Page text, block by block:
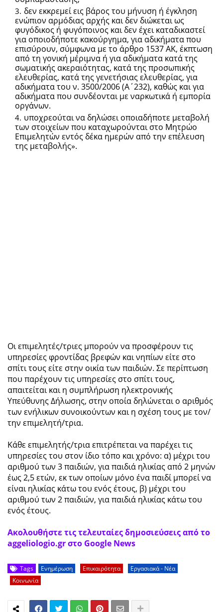
δεν εκκρεμεί εις βάρος του μήνυση ή έγκληση
ενώπιον αρμόδιας αρχής και δεν διώκεται ως
φυγόδικος ή φυγόποινος και δεν έχει καταδικαστεί
για οποιοδήποτε κακούργημα, για αδικήματα που
επισύρουν, σύμφωνα με το άρθρο 1537 ΑΚ, έκπτωση
από τη γονική μέριμνα ή για αδικήματα κατά της
σωματικής ακεραιότητας, κατά της προσωπικής
ελευθερίας, κατά της γενετήσιας ελευθερίας, για
αδικήματα του ν. 3500/2006 (Α΄232), καθώς και για
αδικήματα που συνδέονται με ναρκωτικά ή εμπορία
οργάνων.
υποχρεούται να δηλώσει οποιαδήποτε μεταβολή
των στοιχείων που καταχωρούνται στο Μητρώο
Επιμελητών εντός δέκα ημερών από την επέλευση
της μεταβολής».
Οι επιμελητές/τριες μπορούν να προσφέρουν τις
υπηρεσίες φροντίδας βρεφών και νηπίων είτε στο
σπίτι τους είτε στην οικία των παιδιών. Σε περίπτωση
που παρέχουν τις υπηρεσίες στο σπίτι τους,
απαιτείται και η συμπλήρωση ηλεκτρονικής
Υπεύθυνης Δήλωσης, στην οποία δηλώνεται ο αριθμός
των ενήλικων συνοικούντων και η σχέση τους με τον/
την επιμελητή/τρια.
Κάθε επιμελητής/τρια επιτρέπεται να παρέχει τις
υπηρεσίες του στον ίδιο τόπο και χρόνο: α) μέχρι του
αριθμού των 3 παιδιών, για παιδιά ηλικίας από 2 μηνών
έως 2,5 ετών, εκ των οποίων μόνο ένα παιδί μπορεί να
είναι ηλικίας κάτω του ενός έτους, β) μέχρι του
αριθμού των 2 παιδιών, για παιδιά ηλικίας κάτω του
ενός έτους.
Ακολουθήστε τις τελευταίες δημοσιεύσεις από το
aggeliologio.gr στο Google News
Tags Ενημέρωση Επικαιρότητα
Εργασιακά - Νέα
Κοινωνία